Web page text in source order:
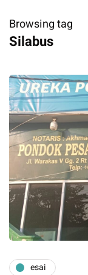
Browsing tag
Silabus
esai